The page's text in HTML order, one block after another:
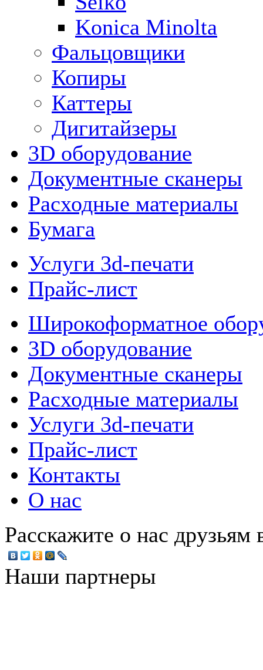
Konica Minolta
Фальцовщики
Копиры
Каттеры
Дигитайзеры
3D оборудование
Документные сканеры
Расходные материалы
Бумага
Услуги 3d-печати
Прайс-лист
Широкоформатное
3D оборудование
Документные сканеры
Расходные материалы
Услуги 3d-печати
Прайс-лист
Контакты
О нас
Расскажите о нас друзьям
Наши партнеры